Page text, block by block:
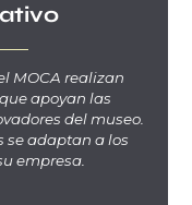
MOCA realizan
apoyan las
del museo.
se adaptan a los
empresa.